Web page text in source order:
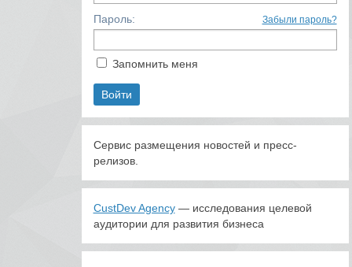
Пароль: Забыли пароль?
Запомнить меня
Сервис размещения новостей и пресс-
релизов.
CustDev Agency— исследования целевой
аудитории для развития бизнеса